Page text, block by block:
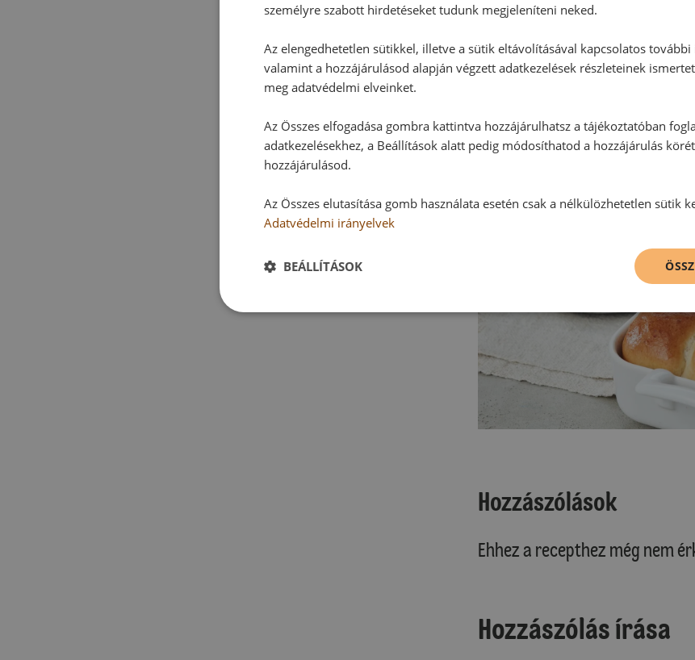
A tejes zsemlét langyosan a
Tipp:
Hozzászólások
Ehhez a recepthez még nem
Hozzászólás írása
személyre szabott hirdetéseket tudunk megjeleníteni neked.
Az elengedhetetlen sütikkel, illetve a sütik eltávolításával kapcsolatos
valamint a hozzájárulásod alapján végzett adatkezelések részleteinek
meg adatvédelmi elveinket.
Az Összes elfogadása gombra kattintva hozzájárulhatsz a tájékoztatóban
adatkezelésekhez, a Beállítások alatt pedig módosíthatod a hozzájárulás
hozzájárulásod.
Az Összes elutasítása gomb használata esetén csak a nélkülözhetetlen sütik
Adatvédelmi irányelvek
BEÁLLÍTÁSOK